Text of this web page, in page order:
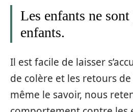
Les enfants ne sont
enfants.
Il est facile de laisser
de colère et les retours
même le savoir, nous